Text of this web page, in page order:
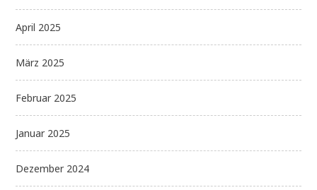
April 2025
März 2025
Februar 2025
Januar 2025
Dezember 2024